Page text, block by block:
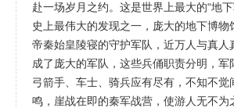
赴一场岁月之约。这是世界上最大的“地
史上最伟大的发现之一，庞大的地下博物
帝秦始皇陵寝的守护军队，近万人与真人
成了庞大的军队，这些兵俑职责分明，军
弓箭手、车士、骑兵应有尽有，不知不
鸣，崖战在即的秦军战营，使游人无不为